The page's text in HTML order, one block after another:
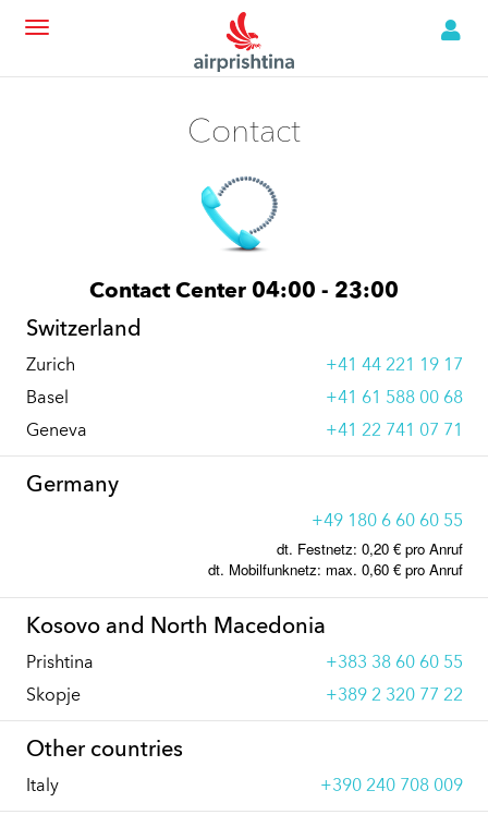
Contact
Contact Center 04:00 - 23:00
Switzerland
Zurich
+41 44 221 19 17
Basel
+41 61 588 00 68
Geneva
+41 22 741 07 71
Germany
+49 180 6 60 60 55
dt. Festnetz: 0,20 € pro Anruf
dt. Mobilfunknetz: max. 0,60 € pro Anruf
Kosovo and North Macedonia
Prishtina
+383 38 60 60 55
Skopje
+389 2 320 77 22
Other countries
Italy +390 240 708 009